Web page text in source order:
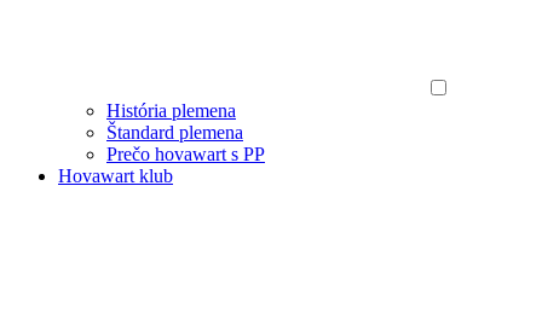
História plemena
Štandard plemena
Prečo hovawart s PP
Hovawart klub